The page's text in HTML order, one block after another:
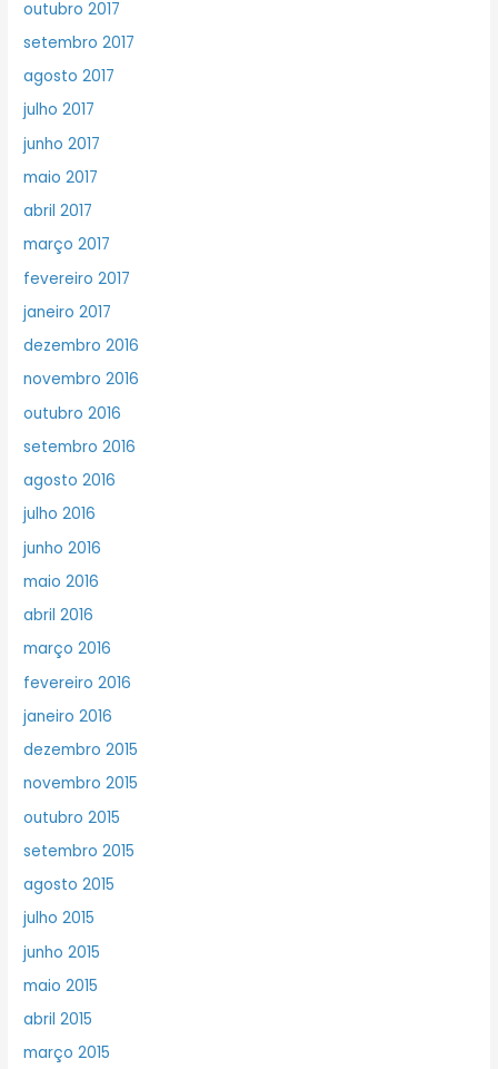
outubro 2017
setembro 2017
agosto 2017
julho 2017
junho 2017
maio 2017
abril 2017
março 2017
fevereiro 2017
janeiro 2017
dezembro 2016
novembro 2016
outubro 2016
setembro 2016
agosto 2016
julho 2016
junho 2016
maio 2016
abril 2016
março 2016
fevereiro 2016
janeiro 2016
dezembro 2015
novembro 2015
outubro 2015
setembro 2015
agosto 2015
julho 2015
junho 2015
maio 2015
abril 2015
março 2015